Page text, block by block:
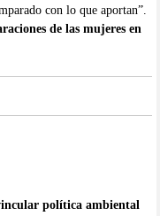
con lo que aportan”.
de las mujeres en
política ambiental